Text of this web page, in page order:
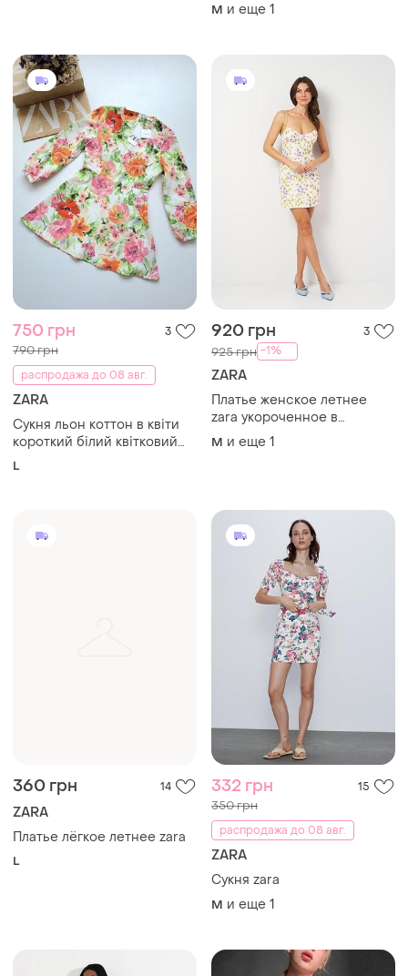
M и еще 1
750 грн 3
790 грн
распродажа до 08 авг.
ZARA
Сукня льон коттон в квіти
короткий білий квітковий
принт zara
L
920 грн 3
925 грн -1%
ZARA
Платье женское летнее
zara укороченное в
цветочный принт хлопка
M и еще 1
360 грн 14
ZARA
Платье лёгкое летнее zara
L
332 грн 15
350 грн
распродажа до 08 авг.
ZARA
Сукня zara
M и еще 1